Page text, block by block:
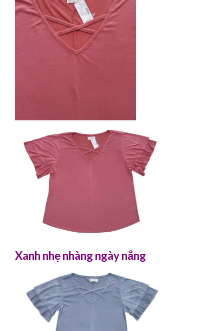
Xanh nhẹ nhàng ngày nắng